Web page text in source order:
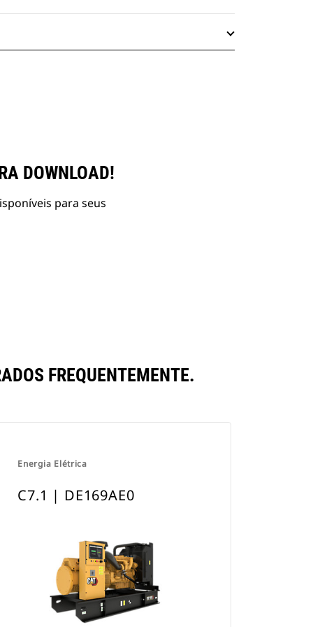
DOWNLOAD!
para seus
FREQUENTEMENTE.
Energia Elétrica
C7.1 | DE169AE0